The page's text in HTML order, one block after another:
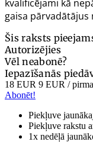
kvalificējami kā
gaisa pārvadātājus
Šis raksts
Autorizējies
Vēl neabonē?
Iepazīšanās
18 EUR 9 EUR /
Abonēt!
Piekļuve
Piekļuve rakstu
1x nedēļā